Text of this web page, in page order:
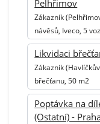
Pelhřimov
Zákazník
návěsů, Iveco, 5
Likvidaci
Zákazník
břečťanu, 50 m2
Poptávka na
(Ostatní) -